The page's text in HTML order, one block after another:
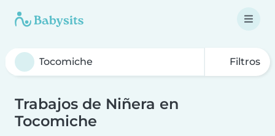
Filtros
Trabajos de Niñera en
Tocomiche